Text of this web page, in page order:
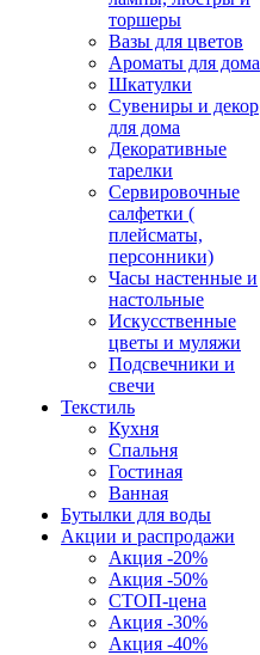
торшеры
Вазы для цветов
Ароматы для дома
Шкатулки
Сувениры и декор
для дома
Декоративные
тарелки
Сервировочные
салфетки (
плейсматы,
персонники)
Часы настенные и
настольные
Искусственные
цветы и муляжи
Подсвечники и
свечи
Текстиль
Кухня
Спальня
Гостиная
Ванная
Бутылки для воды
Акции и распродажи
Акция -20%
Акция -50%
СТОП-цена
Акция -30%
Акция -40%